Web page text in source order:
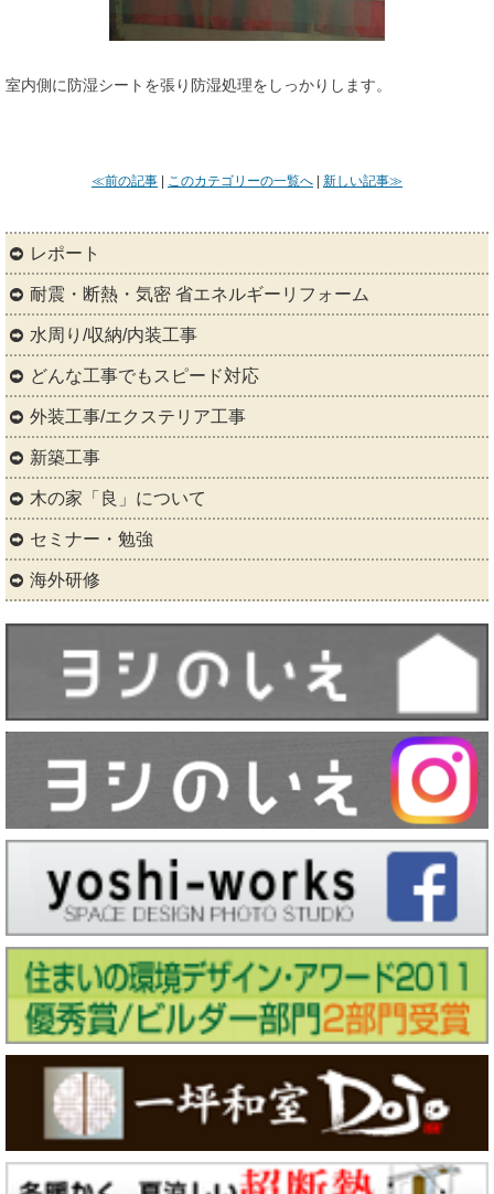
室内側に防湿シートを張り防湿処理をしっかりします。
≪前の記事 このカテゴリーの一覧へ 新しい記事≫
レポート
耐震・断熱・気密 省エネルギーリフォーム
水周り/収納/内装工事
どんな工事でもスピード対応
外装工事/エクステリア工事
新築工事
木の家「良」について
セミナー・勉強
海外研修